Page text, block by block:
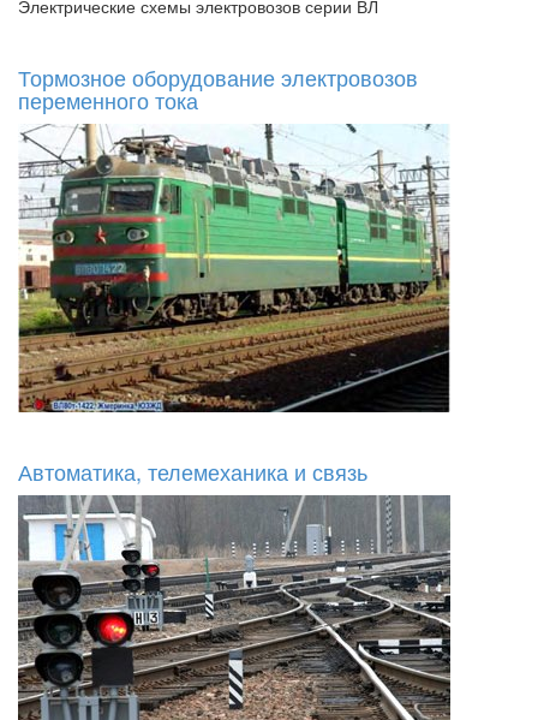
Электрические схемы электровозов серии ВЛ
Тормозное оборудование электровозов
переменного тока
Автоматика, телемеханика и связь